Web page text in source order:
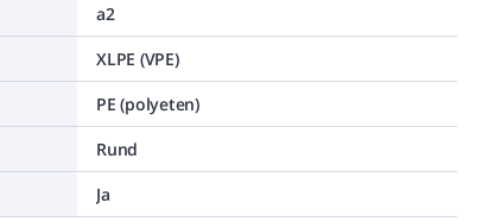
a2
XLPE (VPE)
PE (polyeten)
Rund
Ja